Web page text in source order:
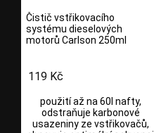
Čistič vstřikovacího
systému dieselových
motorů Carlson 250ml
119 Kč
použití až na 60l nafty,
odstraňuje karbonové
usazeniny ze vstřikovačů,